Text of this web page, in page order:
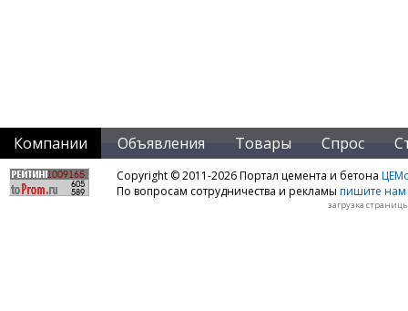
Компании Объявления Товары Спрос
Copyright © 2011-2026 Портал цемента и бетона
По вопросам сотрудничества и рекламы пишите нам
загрузка